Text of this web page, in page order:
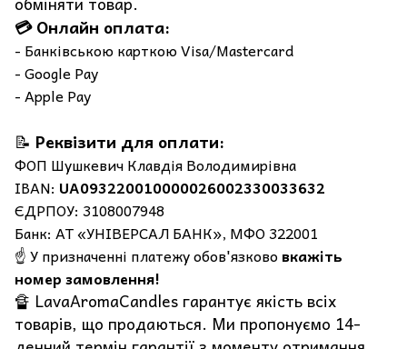
💳 Онлайн оплата:
- Банківською карткою Visa/Mastercard
- Google Pay
- Apple Pay
📝 Реквізити для оплати:
ФОП Шушкевич Клавдія Володимирівна
IBAN: UA093220010000026002330033632
ЄДРПОУ: 3108007948
Банк: АТ «УНІВЕРСАЛ БАНК», МФО 322001
☝️ У призначенні платежу обов'язково вкажіть
номер замовлення!
🔏 LavaAromaCandles гарантує якість всіх
товарів, що продаються. Ми пропонуємо 14-